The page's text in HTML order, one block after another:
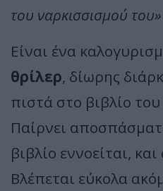
του ναρκισσισμού του»
Είναι ένα
θρίλερ, δίωρης
πιστά στο βιβλίο του
Παίρνει
βιβλίο εννοείται,
Βλέπεται εύκολα